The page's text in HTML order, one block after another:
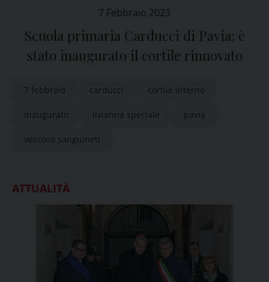
7 Febbraio 2023
Scuola primaria Carducci di Pavia: è
stato inaugurato il cortile rinnovato
7 febbraio carducci cortile interno
inaugurato livianna speciale pavia
vescovo sanguineti
ATTUALITÀ